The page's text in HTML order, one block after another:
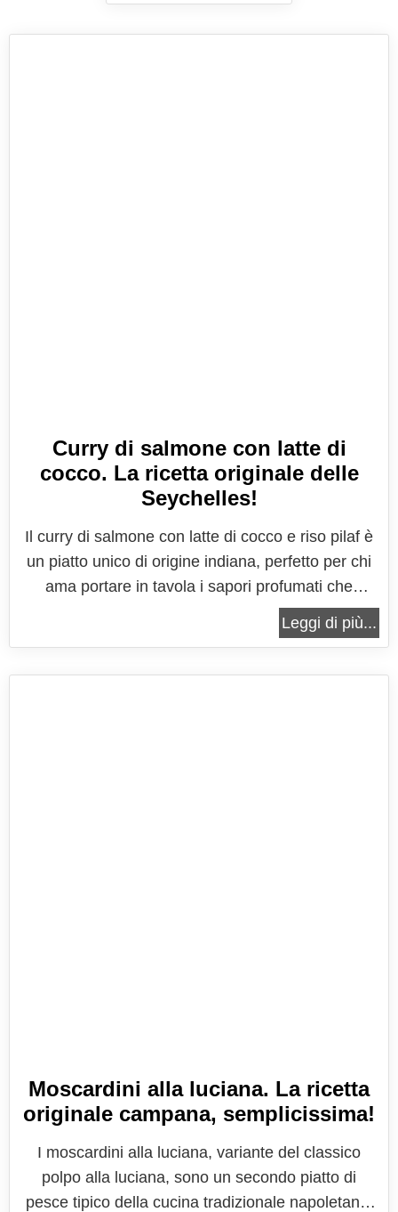
Curry di salmone con latte di
cocco. La ricetta originale delle
Seychelles!
Il curry di salmone con latte di cocco e riso pilaf è
un piatto unico di origine indiana, perfetto per chi
ama portare in tavola i sapori profumati che
appartengono a tradizioni a noi lontane, ma ricche
di gusto e particolarità che meritano di essere
Leggi di più...
Moscardini alla luciana. La ricetta
originale campana, semplicissima!
I moscardini alla luciana, variante del classico
polpo alla luciana, sono un secondo piatto di
pesce tipico della cucina tradizionale napoletana.